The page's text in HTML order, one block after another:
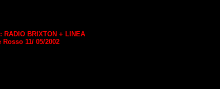
RADIO BRIXTON + LINEA
11/ 05/2002